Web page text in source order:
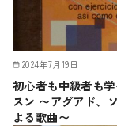
2024年7月19日
初心者も中級者も
スン 〜アグアド、
よる歌曲〜